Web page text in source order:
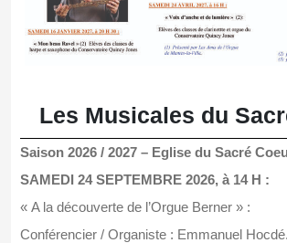
Les Musicales du
Saison 2026 / 2027 – Eglise du Sacré
SAMEDI 24 SEPTEMBRE 2026, à 14 H :
« A la découverte de l’Orgue Berner » :
Conférencier / Organiste : Emmanuel Hocdé.